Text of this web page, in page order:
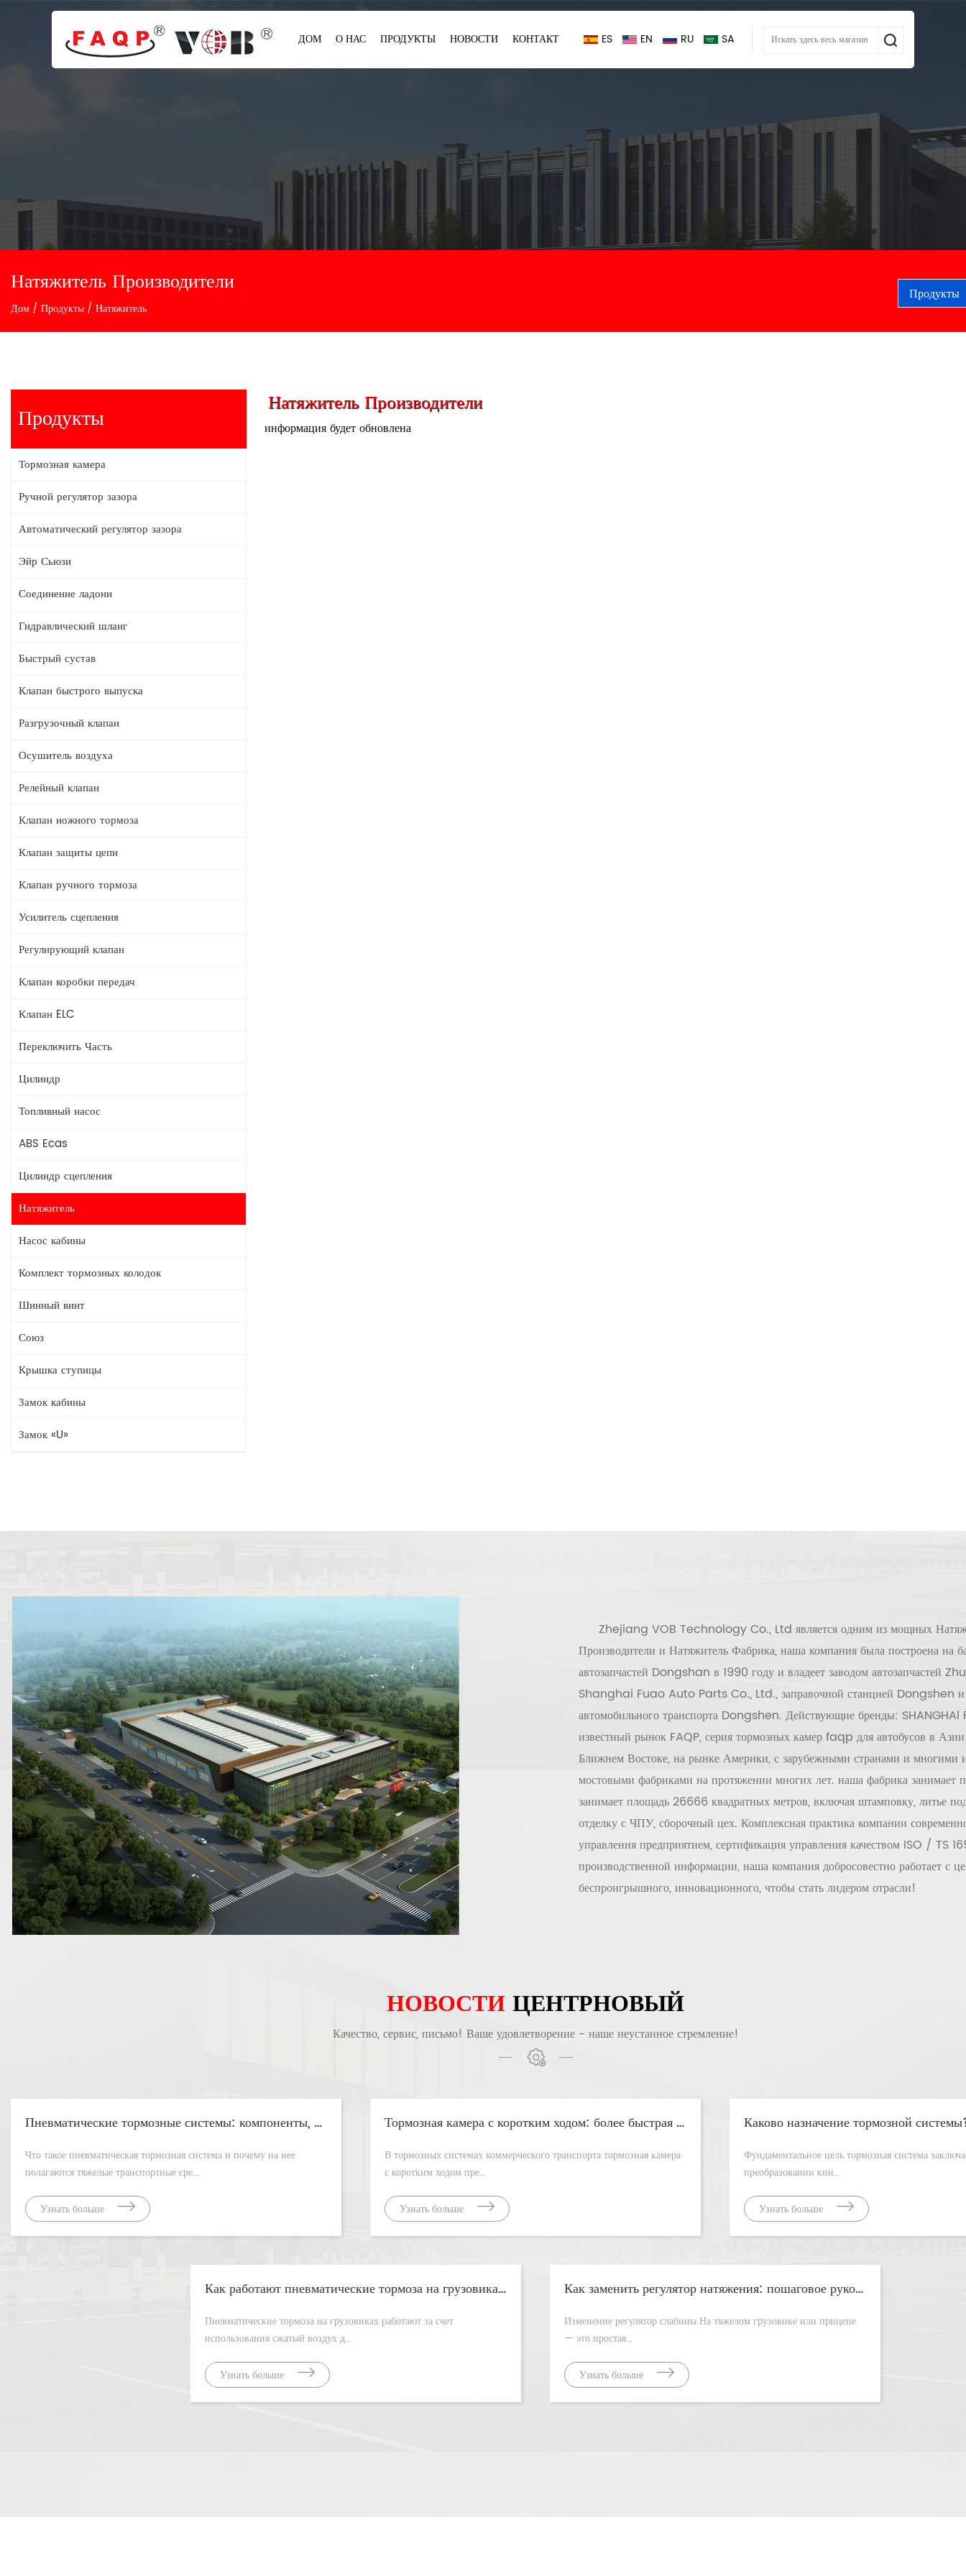
ДОМ О НАС ПРОДУКТЫ НОВОСТИ КОНТАКТ ES EN RU SA
Натяжитель Производители
Дом / Продукты / Натяжитель
Продукты
Продукты
Тормозная камера
Ручной регулятор зазора
Автоматический регулятор зазора
Эйр Сьюзи
Соединение ладони
Гидравлический шланг
Быстрый сустав
Клапан быстрого выпуска
Разгрузочный клапан
Осушитель воздуха
Релейный клапан
Клапан ножного тормоза
Клапан защиты цепи
Клапан ручного тормоза
Усилитель сцепления
Регулирующий клапан
Клапан коробки передач
Клапан ELC
Переключить Часть
Цилиндр
Топливный насос
ABS Ecas
Цилиндр сцепления
Натяжитель
Насос кабины
Комплект тормозных колодок
Шинный винт
Союз
Крышка ступицы
Замок кабины
Замок «U»
Натяжитель Производители
информация будет обновлена
Zhejiang VOB Technology Co., Ltd является одним из мощных
Производители и Натяжитель Фабрика, наша компания была построена на
автозапчастей Dongshan в 1990 году и владеет заводом автозапчастей
Shanghai Fuao Auto Parts Co., Ltd., заправочной станцией Dongshen и
автомобильного транспорта Dongshen. Действующие бренды: SHANGHAl
известный рынок FAQP, серия тормозных камер faqp для автобусов в
Ближнем Востоке, на рынке Америки, с зарубежными странами и многими
мостовыми фабриками на протяжении многих лет. наша фабрика занимает
занимает площадь 26666 квадратных метров, включая штамповку, литье
отделку с ЧПУ, сборочный цех. Комплексная практика компании
управления предприятием, сертификация управления качеством ISO / TS
производственной информации, наша компания добросовестно работает с
беспроигрышного, инновационного, чтобы стать лидером отрасли!
НОВОСТИЦЕНТРНОВЫЙ
Качество, сервис, письмо! Ваше удовлетворение - наше неустанное стремление!
Пневматические тормозные системы: компоненты, принцип работы и руководство по техническому обслуживанию
Что такое пневматическая тормозная система и почему на нее
полагаются тяжелые транспортные сре...
Узнать больше
Тормозная камера с коротким ходом: более быстрая остановка и меньшее обслуживание
В тормозных системах коммерческого транспорта тормозная камера
с коротким ходом пре...
Узнать больше
Фундаментальное цель тормозная система заключается в
преобразовании кин...
Узнать больше
Как работают пневматические тормоза на грузовиках?
Пневматические тормоза на грузовиках работают за счет
использования сжатый воздух д...
Узнать больше
Как заменить регулятор натяжения: пошаговое руководство
Изменение регулятор слабины На тяжелом грузовике или прицепе
— это простая...
Узнать больше